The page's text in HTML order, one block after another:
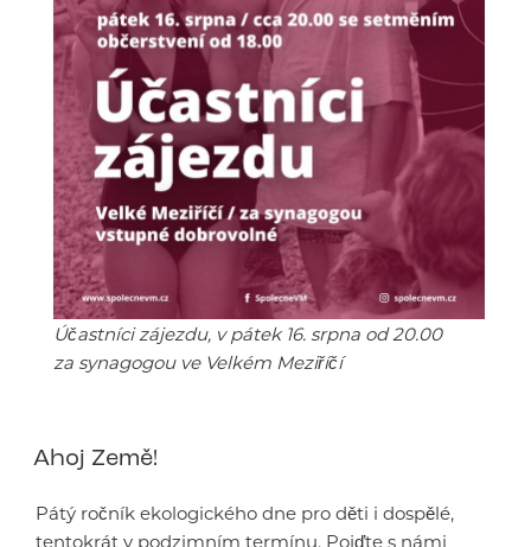
Účastníci zájezdu, v pátek 16. srpna od 20.00
za synagogou ve Velkém Meziříčí
Ahoj Země!
Pátý ročník ekologického dne pro děti i dospělé,
tentokrát v podzimním termínu. Pojďte s námi